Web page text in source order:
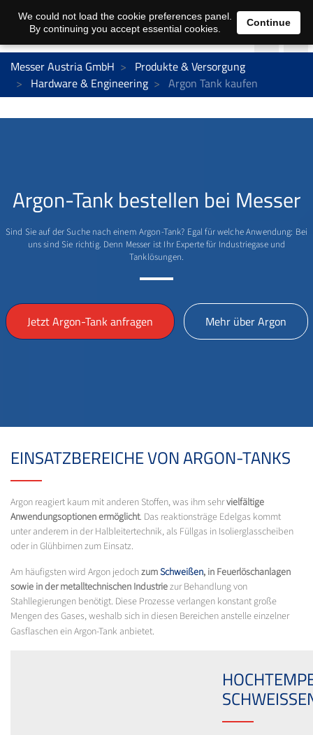
Messer Austria GmbH
Produkte & Versorgung
Hardware & Engineering
Argon Tank kaufen
Argon-Tank bestellen bei Messer
Sind Sie auf der Suche nach einem Argon-Tank? Egal für welche Anwendung: Bei
uns sind Sie richtig. Denn Messer ist Ihr Experte für Industriegase und
Tanklösungen.
Jetzt Argon-Tank anfragen Mehr über Argon
EINSATZBEREICHE VON ARGON-TANKS
Argon reagiert kaum mit anderen Stoffen, was ihm sehrvielfältige
Anwendungsoptionen ermöglicht. Das reaktionsträge Edelgas kommt
unter anderem in der Halbleitertechnik, als Füllgas in Isolierglasscheiben
oder in Glühbirnen zum Einsatz.
Am häufigsten wird Argon jedochzumSchweißen, in Feuerlöschanlagen
sowie in der metalltechnischen Industriezur Behandlung von
Stahllegierungen benötigt. Diese Prozesse verlangen konstant große
Mengen des Gases, weshalb sich in diesen Bereichen anstelle einzelner
Gasflaschen ein Argon-Tank anbietet.
SCHWEISSEN
We could not load the cookie preferences panel.
By continuing you accept essential cookies.
Continue